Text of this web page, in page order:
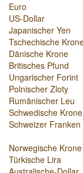
Euro
US-Dollar
Japanischer Yen
Tschechische
Dänische Krone
Britisches Pfund
Ungarischer Forint
Polnischer Zloty
Rumänischer Leu
Schwedische Krone
Schweizer Franken
Norwegische Krone
Türkische Lira